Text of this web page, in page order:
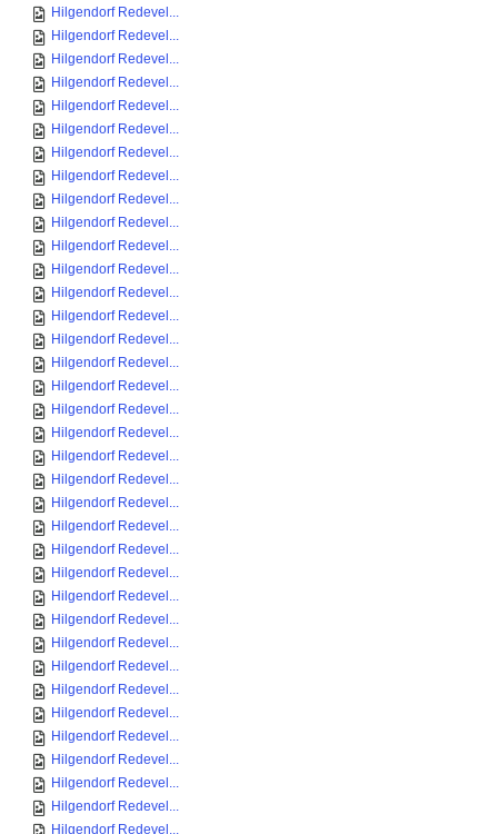
Hilgendorf Redevel...
Hilgendorf Redevel...
Hilgendorf Redevel...
Hilgendorf Redevel...
Hilgendorf Redevel...
Hilgendorf Redevel...
Hilgendorf Redevel...
Hilgendorf Redevel...
Hilgendorf Redevel...
Hilgendorf Redevel...
Hilgendorf Redevel...
Hilgendorf Redevel...
Hilgendorf Redevel...
Hilgendorf Redevel...
Hilgendorf Redevel...
Hilgendorf Redevel...
Hilgendorf Redevel...
Hilgendorf Redevel...
Hilgendorf Redevel...
Hilgendorf Redevel...
Hilgendorf Redevel...
Hilgendorf Redevel...
Hilgendorf Redevel...
Hilgendorf Redevel...
Hilgendorf Redevel...
Hilgendorf Redevel...
Hilgendorf Redevel...
Hilgendorf Redevel...
Hilgendorf Redevel...
Hilgendorf Redevel...
Hilgendorf Redevel...
Hilgendorf Redevel...
Hilgendorf Redevel...
Hilgendorf Redevel...
Hilgendorf Redevel...
Hilgendorf Redevel...